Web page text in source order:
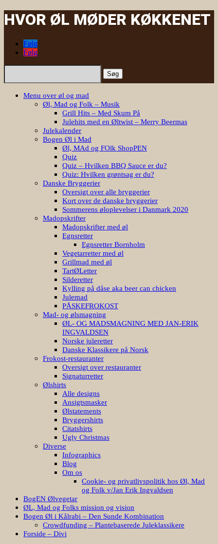
HVOR ØL MØDER KØKKENET
Følg
Følg
Søg
Menu over øl og mad
Øl, Mad og Folk – Musik
Grill Hits – Med Skum På
Julehits med en Øltwist – Merry Beermas
Julekalender
Bogen Øl i Mad
Øl, MAd og FOlk ShopPEN
Quiz
Quiz – Hvilken BBQ Sauce er du?
Quiz: Hvilken grøntsag er du?
Danske Bryggerier
Oversigt over alle bryggerier
Kort over de danske bryggerier
Sommerens øloplevelser i Danmark 2020
Madopskrifter
Madopskrifter med øl
Egnsretter
Egnsretter Bornholm
Vegetarretter med øl
Grillmad med øl
TartØLetter
Silderetter
Kylling på dåse aka beer can chicken
Julemad
PÅSKEFROKOST
Mad- og ølsmagning
ØL- OG MADSMAGNING MED JAN-ERIK
INGVALDSEN
Norske juleretter
Danske Klassikere på Norsk
Frokost-restauranter
Oversigt over restauranter
Signaturretter
Ølshirts
Alle designs
Ansigtsmasker
Ølstatements
Bryggershirts
Citatshirts
Ugly Christmas
Diverse
Infographics
Blog
Om os
Cookie- og privatlivspolitik hos Øl, Mad
og Folk v/Jan Erik Ingvaldsen
BogEN Ølvegetar
ØL, Mad og Folks mission og vision
Bogen Øl i Kålrabi – Den Sunde Kombination
Crowdfunding – Plantebaserede Juleklassikere
Forside – Divi